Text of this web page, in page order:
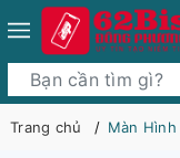
Trang chủ Màn Hình